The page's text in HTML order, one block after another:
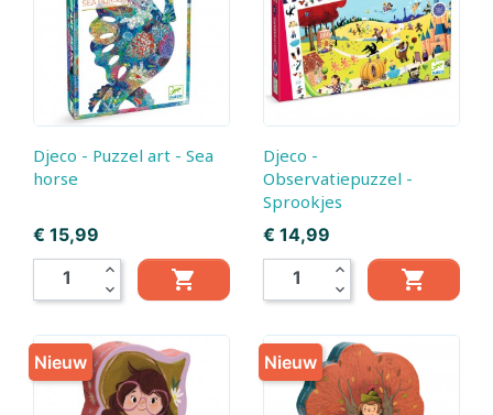
Djeco - Puzzel art - Sea
horse
Prijs
€ 15,99
expand_less
expand_more

Djeco -
Observatiepuzzel -
Sprookjes
Prijs
€ 14,99
expand_less
expand_more

Nieuw Nieuw